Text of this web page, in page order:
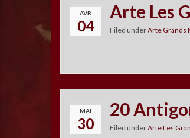
AVR
04
Arte Les
Filed underArte Grands
MAI
30
20
Filed underArte Les